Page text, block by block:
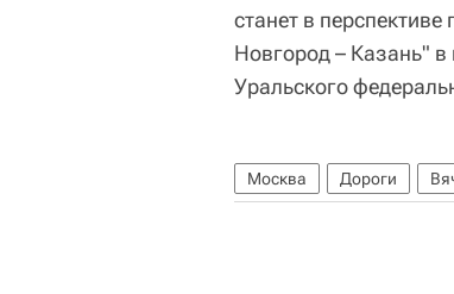
станет в
Новгород – Казань"
Уральского
Москва Дороги